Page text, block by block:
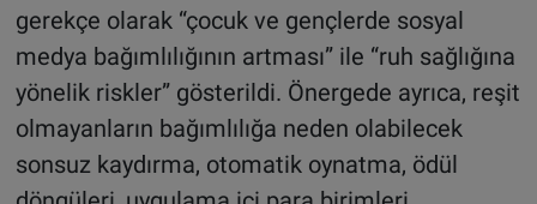
gerekçe olarak “çocuk ve gençlerde sosyal
medya bağımlılığının artması” ile “ruh sağlığına
yönelik riskler” gösterildi. Önergede ayrıca, reşit
olmayanların bağımlılığa neden olabilecek
sonsuz kaydırma, otomatik oynatma, ödül